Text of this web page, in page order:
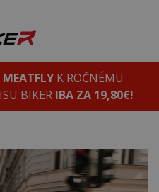
MEATFLYK ROČNÉMU
BIKER IBA ZA 19,80€!